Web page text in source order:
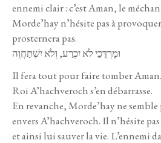
ennemi clair : c’est Aman, le
Morde’hay n’hésite pas à
prosternera pas.
וּמָרְדֳּכַי לֹא יִכְרַע, וְלֹא יִשְׁתַּחֲוֶה
Il fera tout pour faire tomber
Roi A’hachveroch s’en débarrasse.
En revanche, Morde’hay ne semble
envers A’hachveroch. Il n’hésite
et ainsi lui sauver la vie. L’ennemi